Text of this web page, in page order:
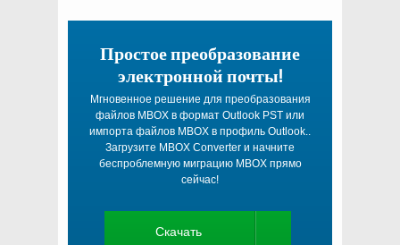
Простое преобразование
электронной почты!
Мгновенное решение для преобразования
файлов MBOX в формат Outlook PST или
импорта файлов MBOX в профиль Outlook..
Загрузите MBOX Converter и начните
беспроблемную миграцию MBOX прямо
сейчас!
Скачать